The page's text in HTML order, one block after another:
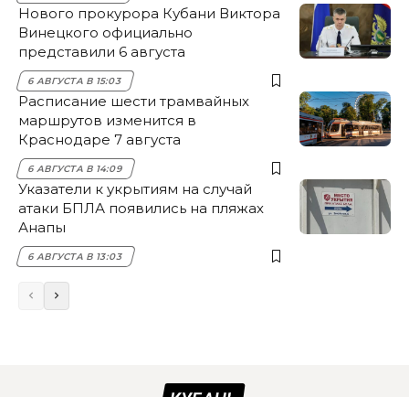
Нового прокурора Кубани Виктора
Винецкого официально
представили 6 августа
6 АВГУСТА В 15:03
Расписание шести трамвайных
маршрутов изменится в
Краснодаре 7 августа
6 АВГУСТА В 14:09
Указатели к укрытиям на случай
атаки БПЛА появились на пляжах
Анапы
6 АВГУСТА В 13:03